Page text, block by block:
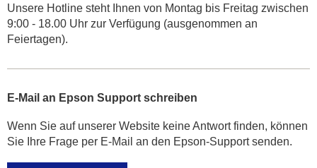
Unsere Hotline steht Ihnen von Montag bis Freitag zwischen
9:00 - 18.00 Uhr zur Verfügung (ausgenommen an
Feiertagen).
E-Mail an Epson Support schreiben
Wenn Sie auf unserer Website keine Antwort finden, können
Sie Ihre Frage per E-Mail an den Epson-Support senden.